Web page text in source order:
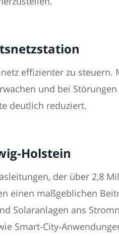
effizienter zu steuern.
und bei
deutlich reduziert.
Holstein
der über 2,8
einen maßgeblichen
Solaranlagen ans
Smart-City-